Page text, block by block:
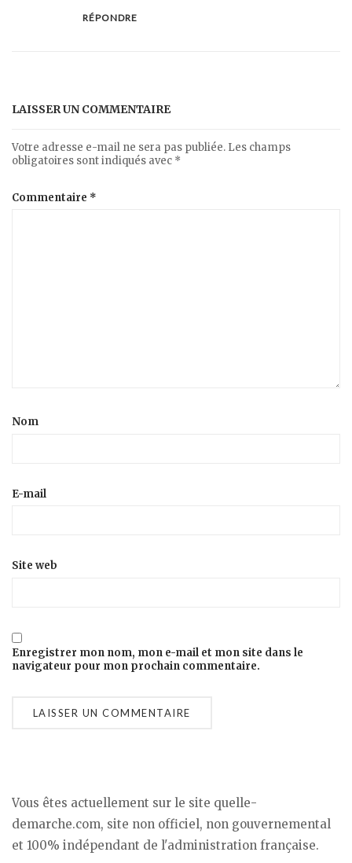
RÉPONDRE
LAISSER UN COMMENTAIRE
Votre adresse e-mail ne sera pas publiée. Les champs
obligatoires sont indiqués avec *
Commentaire *
Nom
E-mail
Site web
Enregistrer mon nom, mon e-mail et mon site dans le
navigateur pour mon prochain commentaire.
Vous êtes actuellement sur le site quelle-
demarche.com, site non officiel, non gouvernemental
et 100% indépendant de l'administration française.